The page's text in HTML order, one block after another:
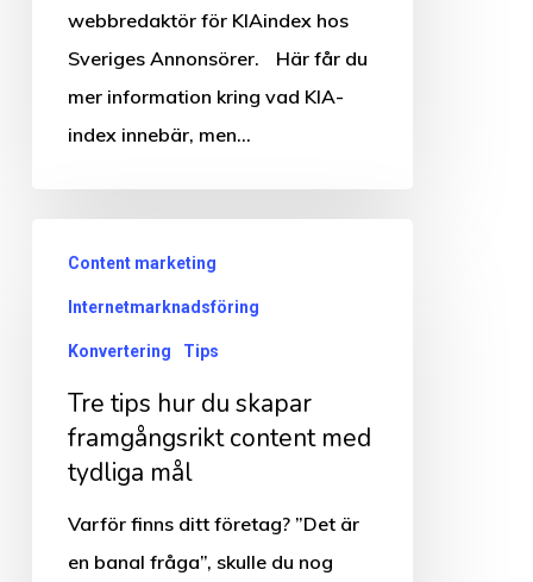
webbredaktör för KIA­index hos
Sveriges Annonsörer. Här får du
mer information kring vad KIA­
index innebär, men…
skapar
framgångsrikt
content
Content marketing
Internetmarknadsföring
Konvertering Tips
Tre tips hur du skapar
framgångsrikt content med
tydliga mål
Varför finns ditt företag? ”Det är
en banal fråga”, skulle du nog